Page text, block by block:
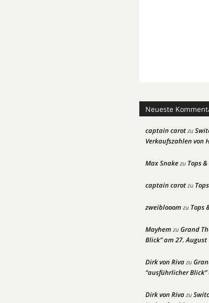
Neueste
captain carotzu
Verkaufszahlen von
Max Snakezu Tops
captain carotzu
zweiblooom zu Tops
Mayhem zuGrand
Blick” am 27. August
Dirk von Rivazu
“ausführlicher
Dirk von Rivazu